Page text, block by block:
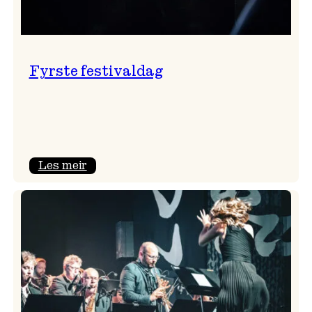
Fyrste festivaldag
Les meir: